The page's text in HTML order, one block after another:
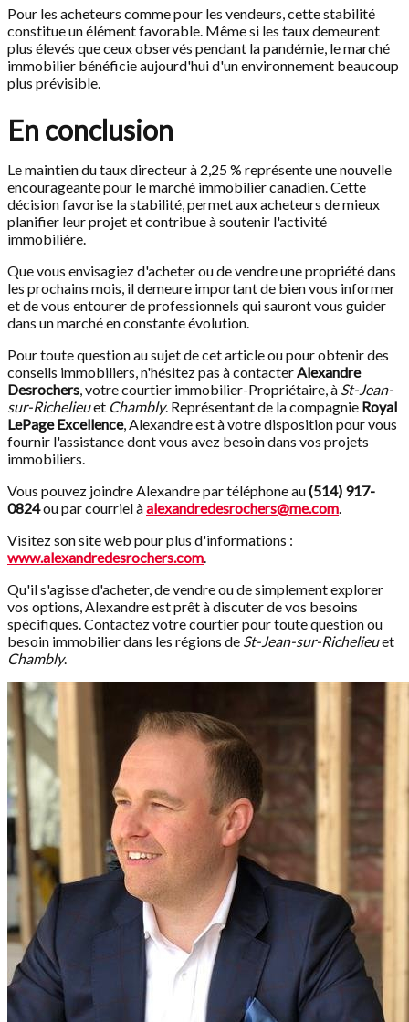
Pour les acheteurs comme pour les vendeurs, cette stabilité
constitue un élément favorable. Même si les taux demeurent
plus élevés que ceux observés pendant la pandémie, le marché
immobilier bénéficie aujourd'hui d'un environnement beaucoup
plus prévisible.
En conclusion
Le maintien du taux directeur à 2,25 % représente une nouvelle
encourageante pour le marché immobilier canadien. Cette
décision favorise la stabilité, permet aux acheteurs de mieux
planifier leur projet et contribue à soutenir l'activité
immobilière.
Que vous envisagiez d'acheter ou de vendre une propriété dans
les prochains mois, il demeure important de bien vous informer
et de vous entourer de professionnels qui sauront vous guider
dans un marché en constante évolution.
Pour toute question au sujet de cet article ou pour obtenir des
conseils immobiliers, n'hésitez pas à contacterAlexandre
Desrochers, votre courtier immobilier-Propriétaire, à St-Jean-
sur-Richelieuet Chambly. Représentant de la compagnie Royal
LePage Excellence, Alexandre est à votre disposition pour vous
fournir l'assistance dont vous avez besoin dans vos projets
immobiliers.
Vous pouvez joindre Alexandre par téléphone au(514) 917-
0824ou par courriel àalexandredesrochers@me.com.
Visitez son site web pour plus d'informations :
www.alexandredesrochers.com.
Qu'il s'agisse d'acheter, de vendre ou de simplement explorer
vos options, Alexandre est prêt à discuter de vos besoins
spécifiques. Contactez votre courtier pour toute question ou
besoin immobilier dans les régions de St-Jean-sur-Richelieuet
Chambly.